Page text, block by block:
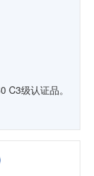
C3级认证品。